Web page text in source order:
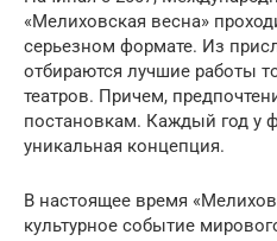
«Мелиховская весна»
серьезном формате. Из
отбираются лучшие работы
театров. Причем,
постановкам. Каждый год у
уникальная концепция.
В настоящее время
культурное событие